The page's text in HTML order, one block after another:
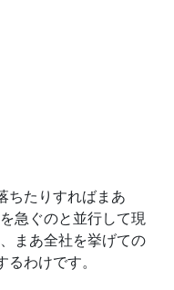
ちたりすればまあ
急ぐのと並行して現
まあ全社を挙げての
わけです。